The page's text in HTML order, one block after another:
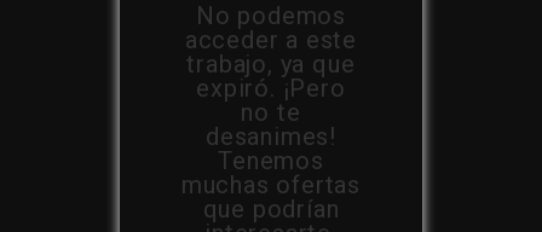
No podemos
acceder a este
trabajo, ya que
expiró. ¡Pero
no te
desanimes!
Tenemos
muchas ofertas
que podrían